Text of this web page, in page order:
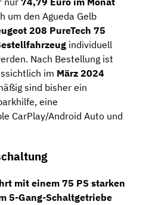
um den Agueda Gelb
208 PureTech 75
individuell
Nach Bestellung ist
im März 2024
sind bisher ein
eine
CarPlay/Android Auto und
mit einem 75 PS starken
5-Gang-Schaltgetriebe